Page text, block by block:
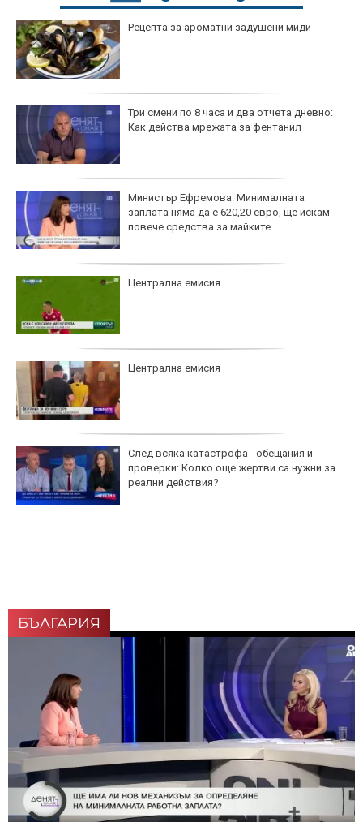
Рецепта за ароматни задушени миди
Три смени по 8 часа и два отчета дневно:
Как действа мрежата за фентанил
Министър Ефремова: Минималната
заплата няма да е 620,20 евро, ще искам
повече средства за майките
Централна емисия
Централна емисия
След всяка катастрофа - обещания и
проверки: Колко още жертви са нужни за
реални действия?
БЪЛГАРИЯ